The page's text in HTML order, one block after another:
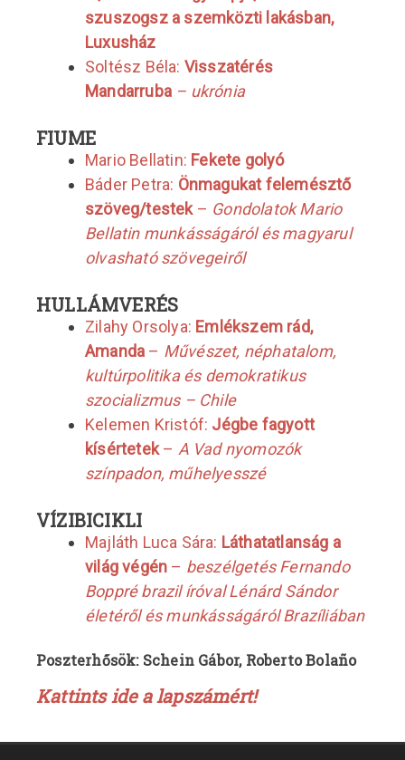
szuszogsz a szemközti lakásban,
Luxusház
Soltész Béla: Visszatérés
Mandarruba – ukrónia
FIUME
Mario Bellatin: Fekete golyó
Báder Petra: Önmagukat felemésztő
szöveg/testek – Gondolatok Mario
Bellatin munkásságáról és magyarul
olvasható szövegeiről
HULLÁMVERÉS
Zilahy Orsolya: Emlékszem rád,
Amanda – Művészet, néphatalom,
kultúrpolitika és demokratikus
szocializmus – Chile
Kelemen Kristóf: Jégbe fagyott
kísértetek– A Vad nyomozók
színpadon, műhelyesszé
VÍZIBICIKLI
Majláth Luca Sára: Láthatatlanság a
világ végén – beszélgetés Fernando
Boppré brazil íróval Lénárd Sándor
életéről és munkásságáról Brazíliában
Poszterhősök: Schein Gábor, Roberto Bolaño
Kattints ide a lapszámért!